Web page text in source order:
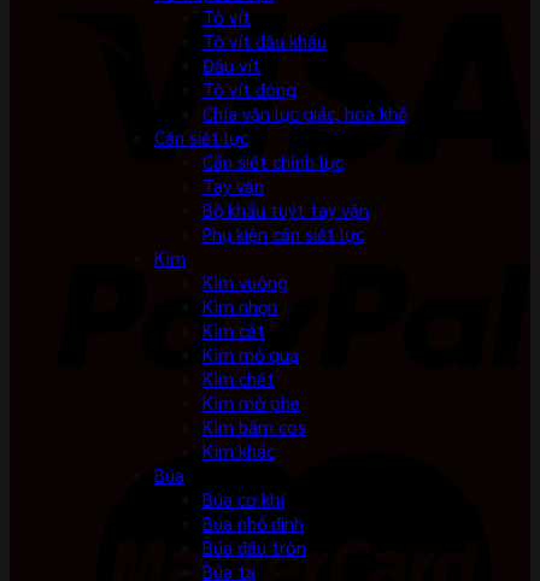
Tô vít
Tô vít đầu khẩu
Đầu vít
Tô vít đóng
Chìa vặn lục giác, hoa khế
Cần siết lực
Cần siết chỉnh lực
Tay vặn
Bộ khẩu tuýt tay vặn
Phụ kiện cần siết lực
Kìm
Kìm vuông
Kìm nhọn
Kìm cắt
Kìm mỏ quạ
Kìm chết
Kìm mở phe
Kìm bấm cos
Kìm khác
Búa
Búa cơ khí
Búa nhổ đinh
Búa đầu tròn
Búa tạ